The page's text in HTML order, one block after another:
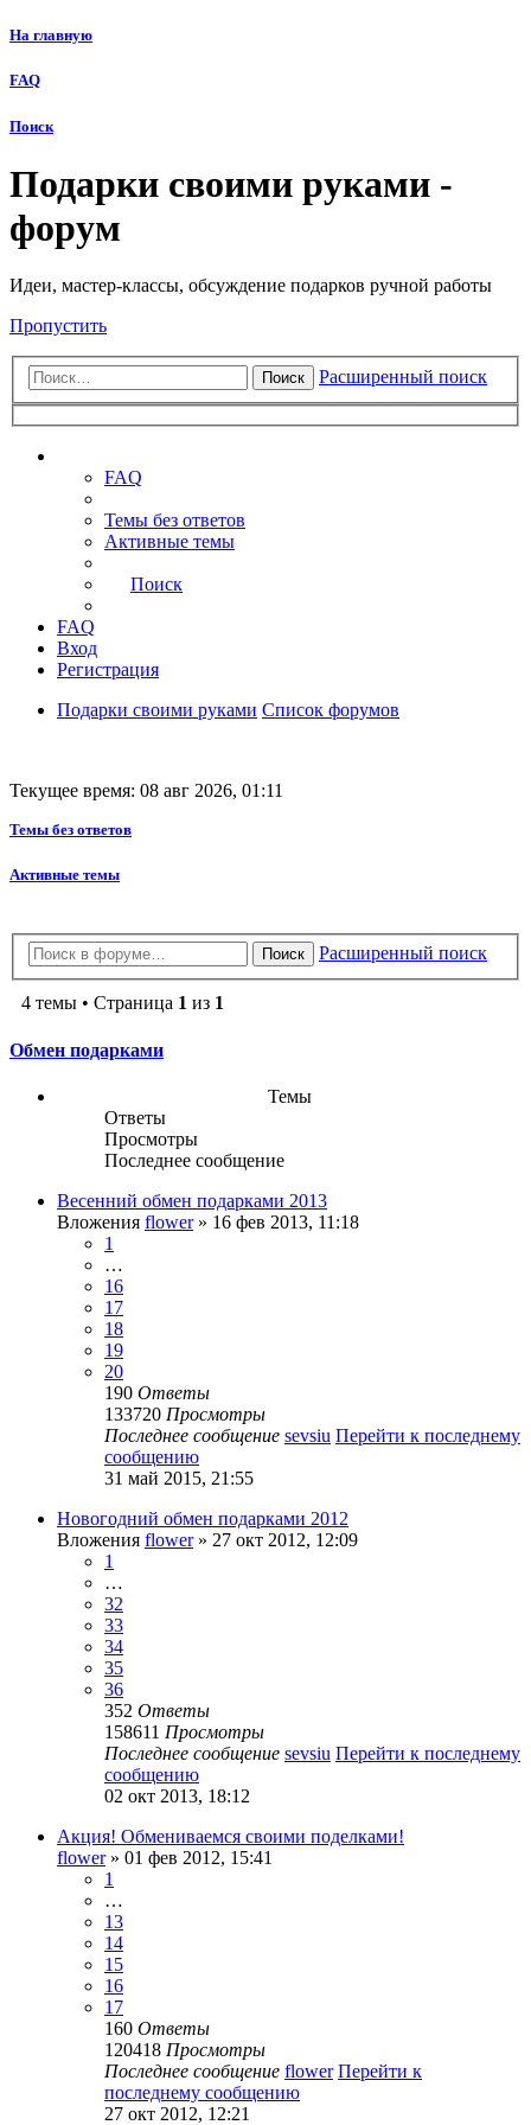
На главную
FAQ
Поиск
Подарки своими руками -
форум
Идеи, мастер-классы, обсуждение подарков ручной работы
Пропустить
Поиск Расширенный поиск
FAQ
Темы без ответов
Активные темы
Поиск
FAQ
Вход
Регистрация
Подарки своими руками Список форумов
Текущее время: 08 авг 2026, 01:11
Темы без ответов
Активные темы
Поиск Расширенный поиск
4 темы • Страница 1 из 1
Обмен подарками
Темы
Ответы
Просмотры
Последнее сообщение
Весенний обмен подарками 2013
Вложения flower» 16 фев 2013, 11:18
1
…
16
17
18
19
20
190 Ответы
133720 Просмотры
Последнее сообщение sevsiu Перейти к последнему
сообщению
31 май 2015, 21:55
Новогодний обмен подарками 2012
Вложения flower» 27 окт 2012, 12:09
1
…
32
33
34
35
36
352 Ответы
158611 Просмотры
Последнее сообщение sevsiu Перейти к последнему
сообщению
02 окт 2013, 18:12
Акция! Обмениваемся своими поделками!
flower» 01 фев 2012, 15:41
1
…
13
14
15
16
17
160 Ответы
120418 Просмотры
Последнее сообщение flower Перейти к
последнему сообщению
27 окт 2012, 12:21